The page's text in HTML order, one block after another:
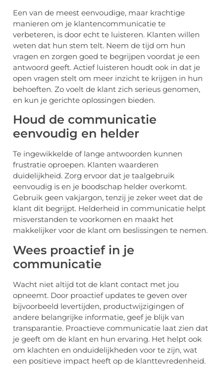
Een van de meest eenvoudige, maar krachtige
manieren om je klantencommunicatie te
verbeteren, is door echt te luisteren. Klanten willen
weten dat hun stem telt. Neem de tijd om hun
vragen en zorgen goed te begrijpen voordat je een
antwoord geeft. Actief luisteren houdt ook in dat je
open vragen stelt om meer inzicht te krijgen in hun
behoeften. Zo voelt de klant zich serieus genomen,
en kun je gerichte oplossingen bieden.
Houd de communicatie
eenvoudig en helder
Te ingewikkelde of lange antwoorden kunnen
frustratie oproepen. Klanten waarderen
duidelijkheid. Zorg ervoor dat je taalgebruik
eenvoudig is en je boodschap helder overkomt.
Gebruik geen vakjargon, tenzij je zeker weet dat de
klant dit begrijpt. Helderheid in communicatie helpt
misverstanden te voorkomen en maakt het
makkelijker voor de klant om beslissingen te nemen.
Wees proactief in je
communicatie
Wacht niet altijd tot de klant contact met jou
opneemt. Door proactief updates te geven over
bijvoorbeeld levertijden, productwijzigingen of
andere belangrijke informatie, geef je blijk van
transparantie. Proactieve communicatie laat zien dat
je geeft om de klant en hun ervaring. Het helpt ook
om klachten en onduidelijkheden voor te zijn, wat
een positieve impact heeft op de klanttevredenheid.